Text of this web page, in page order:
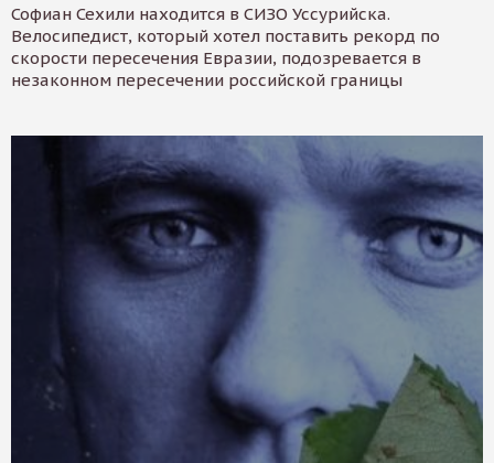
Софиан Сехили находится в СИЗО Уссурийска.
Велосипедист, который хотел поставить рекорд по
скорости пересечения Евразии, подозревается в
незаконном пересечении российской границы